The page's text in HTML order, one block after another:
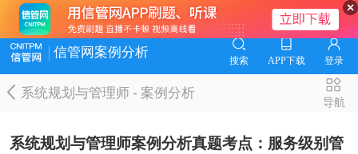
信管网案例分析
搜索 APP下载 登录
系统规划与管理师- 案例分析
导航
​系统规划与管理师案例分析真题考点：服务级别管